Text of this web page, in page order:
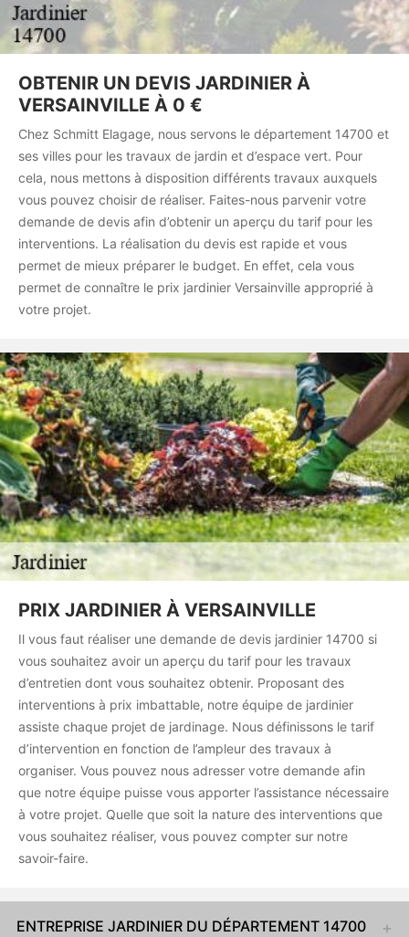
OBTENIR UN DEVIS JARDINIER À
VERSAINVILLE À 0 €
Chez Schmitt Elagage, nous servons le département 14700 et
ses villes pour les travaux de jardin et d’espace vert. Pour
cela, nous mettons à disposition différents travaux auxquels
vous pouvez choisir de réaliser. Faites-nous parvenir votre
demande de devis afin d’obtenir un aperçu du tarif pour les
interventions. La réalisation du devis est rapide et vous
permet de mieux préparer le budget. En effet, cela vous
permet de connaître le prix jardinier Versainville approprié à
votre projet.
PRIX JARDINIER À VERSAINVILLE
Il vous faut réaliser une demande de devis jardinier 14700 si
vous souhaitez avoir un aperçu du tarif pour les travaux
d’entretien dont vous souhaitez obtenir. Proposant des
interventions à prix imbattable, notre équipe de jardinier
assiste chaque projet de jardinage. Nous définissons le tarif
d’intervention en fonction de l’ampleur des travaux à
organiser. Vous pouvez nous adresser votre demande afin
que notre équipe puisse vous apporter l’assistance nécessaire
à votre projet. Quelle que soit la nature des interventions que
vous souhaitez réaliser, vous pouvez compter sur notre
savoir-faire.
ENTREPRISE JARDINIER DU DÉPARTEMENT 14700